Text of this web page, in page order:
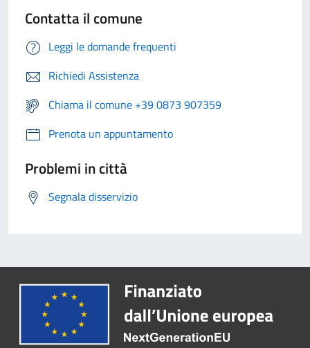
Contatta il comune
Leggi le domande frequenti
Richiedi Assistenza
Chiama il comune +39 0873 907359
Prenota un appuntamento
Problemi in città
Segnala disservizio